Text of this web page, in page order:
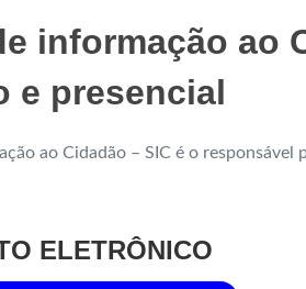
informação ao
e presencial
ao Cidadão – SIC é o
ELETRÔNICO